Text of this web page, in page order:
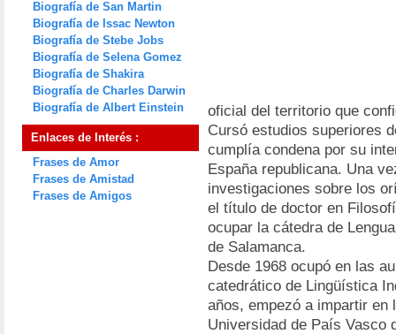
Biografía de San Martin
Biografía de Issac Newton
Biografía de Stebe Jobs
Biografía de Selena Gomez
Biografía de Shakira
Biografía de Charles Darwin
Biografía de Albert Einstein
Enlaces de Interés :
Frases de Amor
Frases de Amistad
Frases de Amigos
oficial del territorio que
Cursó estudios superiores
cumplía condena por su
España republicana. Una
investigaciones sobre los
el título de doctor en
ocupar la cátedra de
de Salamanca.
Desde 1968 ocupó en las
catedrático de Lingüística
años, empezó a impartir en
Universidad de País Vasco